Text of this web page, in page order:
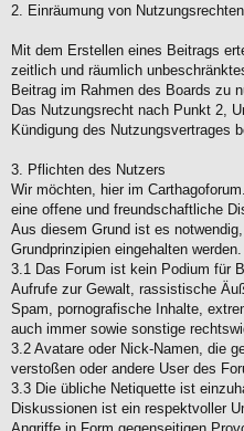
2. Einräumung von Nutzungsrechten
Mit dem Erstellen eines Beitrags
zeitlich und räumlich
Beitrag im Rahmen des Boards zu
Das Nutzungsrecht nach Punkt 2,
Kündigung des Nutzungsvertrages
3. Pflichten des Nutzers
Wir möchten, hier im
eine offene und freundschaftliche
Aus diesem Grund ist es
Grundprinzipien eingehalten werden.
3.1 Das Forum ist kein Podium für
Aufrufe zur Gewalt, rassistische
Spam, pornografische Inhalte,
auch immer sowie sonstige
3.2 Avatare oder Nick-Namen, die
verstoßen oder andere User des
3.3 Die übliche Netiquette ist
Diskussionen ist ein respektvoller